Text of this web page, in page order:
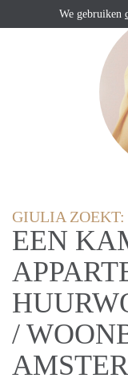
GIULIA ZOEKT:
EEN
/
We gebruiken